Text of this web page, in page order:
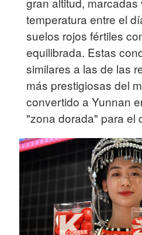
temperatura entre el
suelos rojos fértiles
equilibrada. Estas
similares a las de las
más prestigiosas del
convertido a Yunnan
"zona dorada" para el